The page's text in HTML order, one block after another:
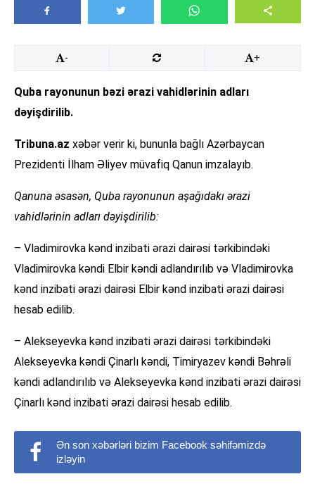
- +
Quba rayonunun bəzi ərazi vahidlərinin adları
dəyişdirilib.
Tribuna.az xəbər verir ki, bununla bağlı Azərbaycan
Prezidenti İlham Əliyev müvafiq Qanun imzalayıb.
Qanuna əsasən, Quba rayonunun aşağıdakı ərazi
vahidlərinin adları dəyişdirilib:
– Vladimirovka kənd inzibati ərazi dairəsi tərkibindəki
Vladimirovka kəndi Elbir kəndi adlandırılıb və Vladimirovka
kənd inzibati ərazi dairəsi Elbir kənd inzibati ərazi dairəsi
hesab edilib.
– Alekseyevka kənd inzibati ərazi dairəsi tərkibindəki
Alekseyevka kəndi Çinarlı kəndi, Timiryazev kəndi Bəhrəli
kəndi adlandırılıb və Alekseyevka kənd inzibati ərazi dairəsi
Çinarlı kənd inzibati ərazi dairəsi hesab edilib.
Ən son xəbərləri bizim Facebook səhifəmizdə
izləyin